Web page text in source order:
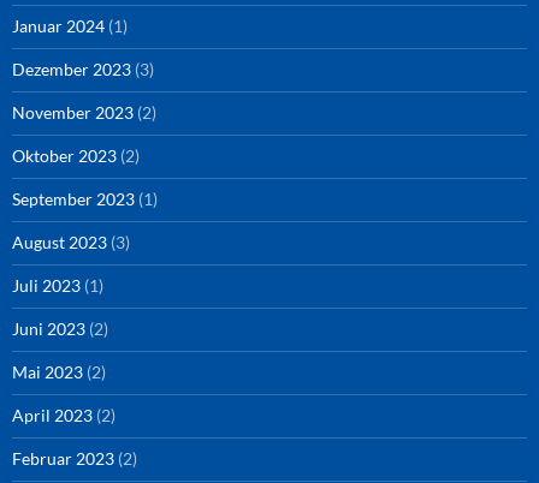
Januar 2024 (1)
Dezember 2023 (3)
November 2023 (2)
Oktober 2023 (2)
September 2023 (1)
August 2023 (3)
Juli 2023 (1)
Juni 2023 (2)
Mai 2023 (2)
April 2023 (2)
Februar 2023 (2)